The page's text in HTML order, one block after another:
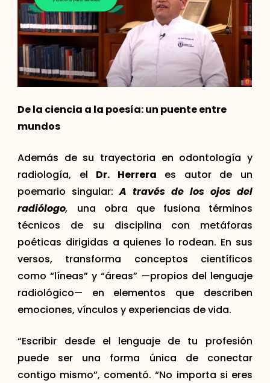
De la ciencia a la poesía: un puente entre
mundos
Además de su trayectoria en odontología y
radiología, el Dr. Herrera es autor de un
poemario singular:A través de los ojos del
radiólogo, una obra que fusiona términos
técnicos de su disciplina con metáforas
poéticas dirigidas a quienes lo rodean. En sus
versos, transforma conceptos científicos
como “líneas” y “áreas” —propios del lenguaje
radiológico— en elementos que describen
emociones, vínculos y experiencias de vida.
“Escribir desde el lenguaje de tu profesión
puede ser una forma única de conectar
contigo mismo”, comentó. “No importa si eres